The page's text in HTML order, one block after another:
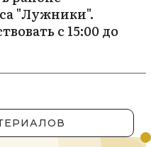
"Лужники".
с 15:00 до